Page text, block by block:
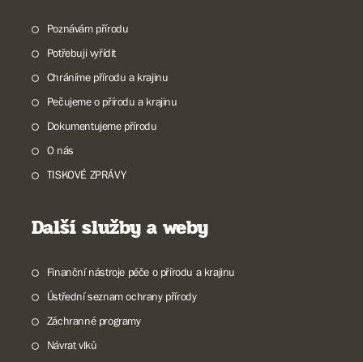
Poznávám přírodu
Potřebuji vyřídit
Chráníme přírodu a krajinu
Pečujeme o přírodu a krajinu
Dokumentujeme přírodu
O nás
TISKOVÉ ZPRÁVY
Další služby a weby
Finanční nástroje péče o přírodu a krajinu
Ústřední seznam ochrany přírody
Záchranné programy
Návrat vlků